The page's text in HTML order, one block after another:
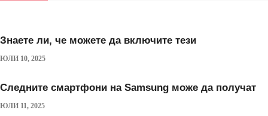
Знаете ли, че можете да включите тези
ЮЛИ 10, 2025
Следните смартфони на Samsung може да получат
ЮЛИ 11, 2025